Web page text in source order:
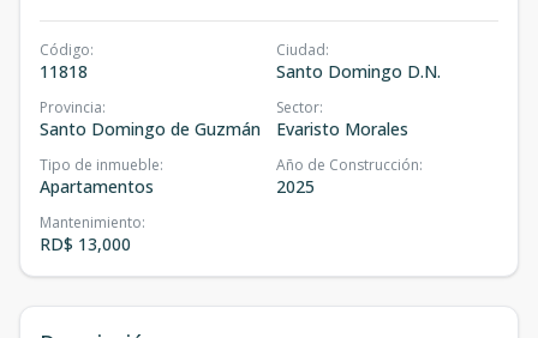
Código:
11818
Ciudad:
Santo Domingo D.N.
Provincia:
Santo Domingo de Guzmán
Sector:
Evaristo Morales
Tipo de inmueble:
Apartamentos
Año de Construcción:
2025
Mantenimiento:
RD$ 13,000